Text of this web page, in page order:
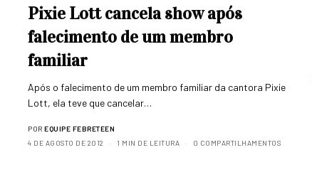
Pixie Lott cancela show após
falecimento de um membro
familiar
Após o falecimento de um membro familiar da cantora Pixie
Lott, ela teve que cancelar…
POR EQUIPE FEBRETEEN
4 DE AGOSTO DE 2012
1 MIN DE LEITURA 0 COMPARTILHAMENTOS